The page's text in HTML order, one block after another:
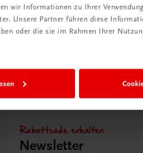
wir Informationen zu Ihrer
Unsere Partner führen diese
oder die sie im Rahmen Ihrer
Mehr Poster laden
Rabattcode erhalten
Newsletter